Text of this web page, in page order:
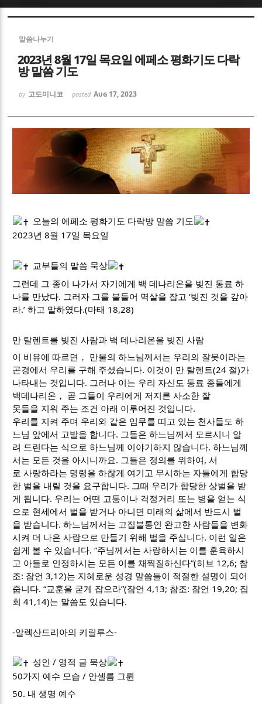
말씀나누기
2023년 8월 17일 목요일 에페소 평화기도 다락
방 말씀 기도
by 고도미니코 posted Aug 17, 2023
오늘의 에페소 평화기도 다락방 말씀 기도
2023년 8월 17일 목요일
교부들의 말씀 묵상
그런데 그 종이 나가서 자기에게 백 데나리온을 빚진 동료 하
나를 만났다. 그러자 그를 붙들어 멱살을 잡고 ‘빚진 것을 갚아
라.’ 하고 말하였다.(마태 18,28)
만 탈렌트를 빚진 사람과 백 데나리온을 빚진 사람
이 비유에 따르면， 만물의 하느님께서는 우리의 잘못이라는
곤경에서 우리를 구해 주셨습니다. 이것이 만 탈렌트(24 절)가
나타내는 것입니다. 그러나 이는 우리 자신도 동료 종들에게
백데나리온， 곧 그들이 우리에게 저지른 사소한 잘
못들을 지워 주는 조건 아래 이루어진 것입니다.
우리를 지켜 주며 우리와 같은 임무를 띠고 있는 천사들도 하
느님 앞에서 고발을 합니다. 그들은 하느님께서 모르시니 알
려 드린다는 식으로 하느님께 이야기하지 않습니다. 하느님께
서는 모든 것을 아시니까요. 그들은 정의를 위하여, 서
로 사랑하라는 명령을 하찮게 여기고 무시하는 자들에게 합당
한 벌을 내릴 것을 요구합니다. 그때 우리가 합당한 상벌을 받
게 됩니다. 우리는 어떤 고통이나 걱정거리 또는 병을 얻는 식
으로 현세에서 벌을 받거나 아니면 미래의 삶에서 반드시 벌
을 받습니다. 하느님께서는 고집불통인 완고한 사람들을 변화
시켜 더 나은 사람으로 만들기 위해 벌을 주십니다. 이런 일은
쉽게 볼 수 있습니다. “주님께서는 사랑하시는 이를 훈육하시
고 아들로 인정하시는 모든 이를 채찍질하신다”(히브 12,6; 참
조: 잠언 3,12)는 지혜로운 성경 말씀들이 적절한 설명이 되어
줍니다. “교훈을 굳게 잡으라”(잠언 4,13; 참조: 잠언 19,20; 집
회 41,14)는 말씀도 있습니다.
-알렉산드리아의 키릴루스-
성인 / 영적 글 묵상
50가지 예수 모습 / 안셀름 그륀
50. 내 생명 예수
Sketchbook5, 스케치북5
Sketchbook5, 스케치북5
Sketchbook5, 스케치북5
Sketchbook5, 스케치북5